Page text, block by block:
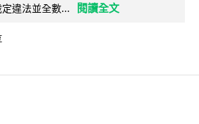
違法並全數...
閱讀全文